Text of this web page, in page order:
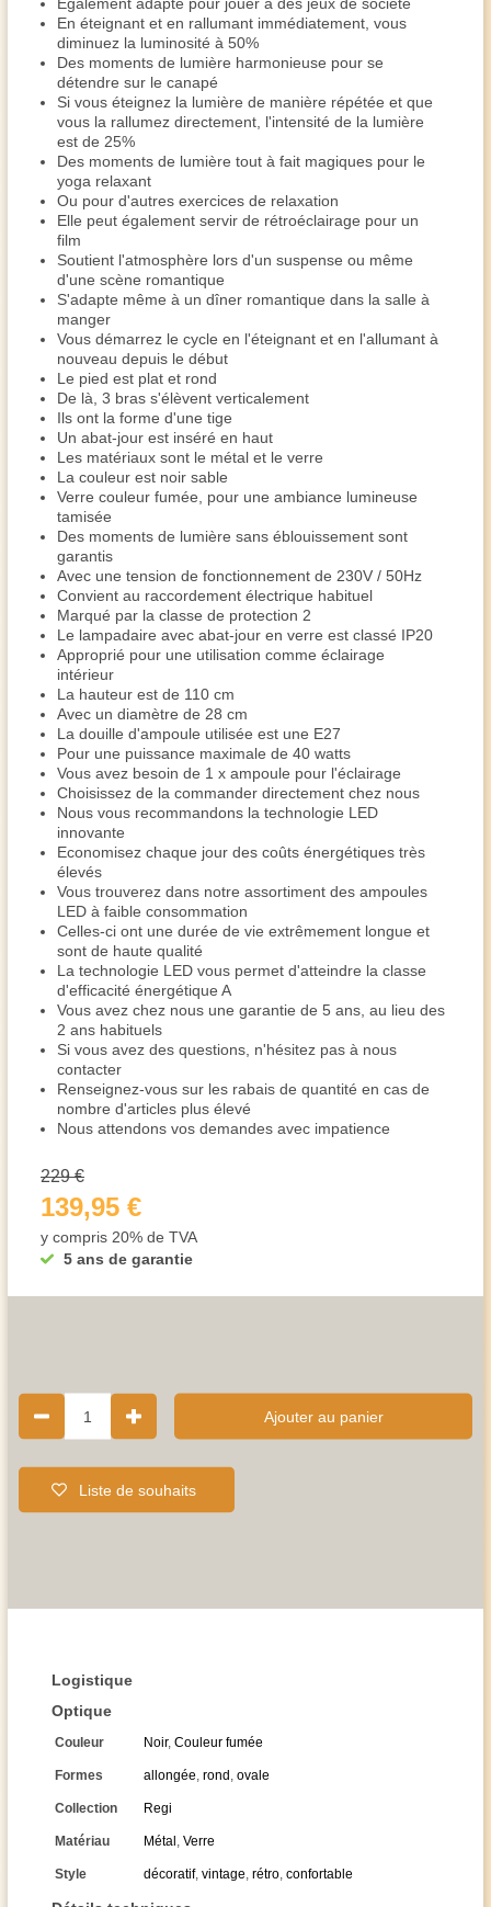
En éteignant et en rallumant immédiatement, vous
diminuez la luminosité à 50%
Des moments de lumière harmonieuse pour se
détendre sur le canapé
Si vous éteignez la lumière de manière répétée et que
vous la rallumez directement, l'intensité de la lumière
est de 25%
Des moments de lumière tout à fait magiques pour le
yoga relaxant
Ou pour d'autres exercices de relaxation
Elle peut également servir de rétroéclairage pour un
film
Soutient l'atmosphère lors d'un suspense ou même
d'une scène romantique
S'adapte même à un dîner romantique dans la salle à
manger
Vous démarrez le cycle en l'éteignant et en l'allumant à
nouveau depuis le début
Le pied est plat et rond
De là, 3 bras s'élèvent verticalement
Ils ont la forme d'une tige
Un abat-jour est inséré en haut
Les matériaux sont le métal et le verre
La couleur est noir sable
Verre couleur fumée, pour une ambiance lumineuse
tamisée
Des moments de lumière sans éblouissement sont
garantis
Avec une tension de fonctionnement de 230V / 50Hz
Convient au raccordement électrique habituel
Marqué par la classe de protection 2
Le lampadaire avec abat-jour en verre est classé IP20
Approprié pour une utilisation comme éclairage
intérieur
La hauteur est de 110 cm
Avec un diamètre de 28 cm
La douille d'ampoule utilisée est une E27
Pour une puissance maximale de 40 watts
Vous avez besoin de 1 x ampoule pour l'éclairage
Choisissez de la commander directement chez nous
Nous vous recommandons la technologie LED
innovante
Economisez chaque jour des coûts énergétiques très
élevés
Vous trouverez dans notre assortiment des ampoules
LED à faible consommation
Celles-ci ont une durée de vie extrêmement longue et
sont de haute qualité
La technologie LED vous permet d'atteindre la classe
d'efficacité énergétique A
Vous avez chez nous une garantie de 5 ans, au lieu des
2 ans habituels
Si vous avez des questions, n'hésitez pas à nous
contacter
Renseignez-vous sur les rabais de quantité en cas de
nombre d'articles plus élevé
Nous attendons vos demandes avec impatience
5 ans de garantie
229 €
139,95 €
y compris 20% de TVA
1 Ajouter au panier
Liste de souhaits
Logistique
Optique
Couleur Noir, Couleur fumée
Formes allongée, rond , ovale
Collection Regi
Matériau Métal , Verre
Style décoratif, vintage, rétro, confortable